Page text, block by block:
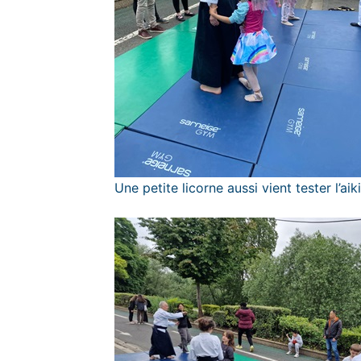
Une petite licorne aussi vient tester